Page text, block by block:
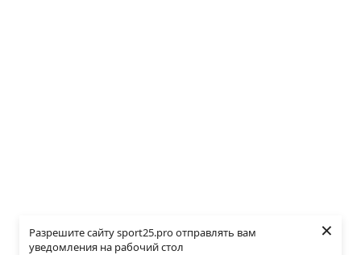
Разрешите сайту sport25.pro отправлять вам
уведомления на рабочий стол
×